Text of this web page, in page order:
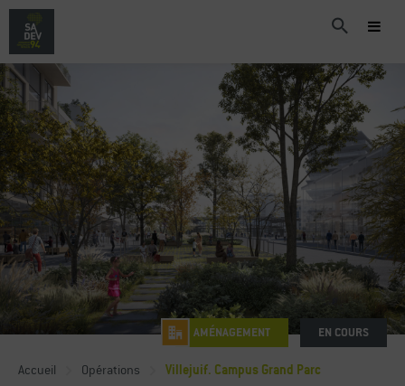
AMÉNAGEMENT EN COURS
Accueil Opérations Villejuif. Campus Grand Parc